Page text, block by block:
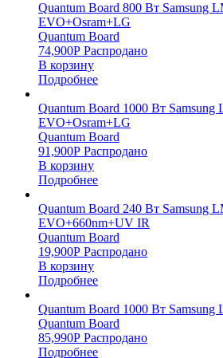
Quantum Board 800 Вт Samsung
EVO+Osram+LG
Quantum Board
74,900Р Распродано
В корзину
Подробнее
Quantum Board 1000 Вт Samsung
EVO+Osram+LG
Quantum Board
91,900Р Распродано
В корзину
Подробнее
Quantum Board 240 Вт Samsung
EVO+660nm+UV IR
Quantum Board
19,900Р Распродано
В корзину
Подробнее
Quantum Board 1000 Вт
Quantum Board
85,990Р Распродано
Подробнее